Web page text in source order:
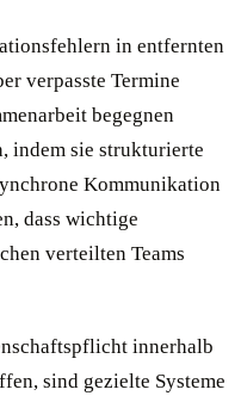
in entfernten
verpasste Termine
begegnen
indem sie strukturierte
Kommunikation
dass wichtige
verteilten Teams
innerhalb
sind gezielte Systeme